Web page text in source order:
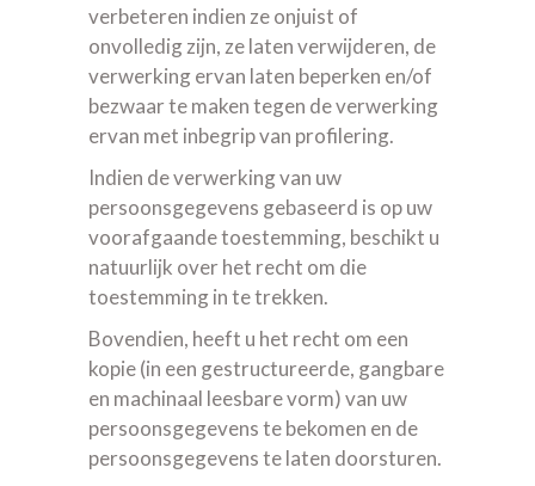
verbeteren indien ze onjuist of
onvolledig zijn, ze laten verwijderen, de
verwerking ervan laten beperken en/of
bezwaar te maken tegen de verwerking
ervan met inbegrip van profilering.
Indien de verwerking van uw
persoonsgegevens gebaseerd is op uw
voorafgaande toestemming, beschikt u
natuurlijk over het recht om die
toestemming in te trekken.
Bovendien, heeft u het recht om een
kopie (in een gestructureerde, gangbare
en machinaal leesbare vorm) van uw
persoonsgegevens te bekomen en de
persoonsgegevens te laten doorsturen.